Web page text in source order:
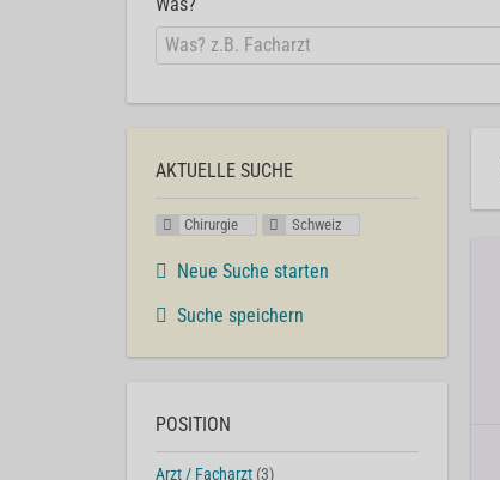
AKTUELLE SUCHE
Chirurgie Schweiz
Neue Suche starten
Suche speichern
POSITION
Arzt / Facharzt (3)